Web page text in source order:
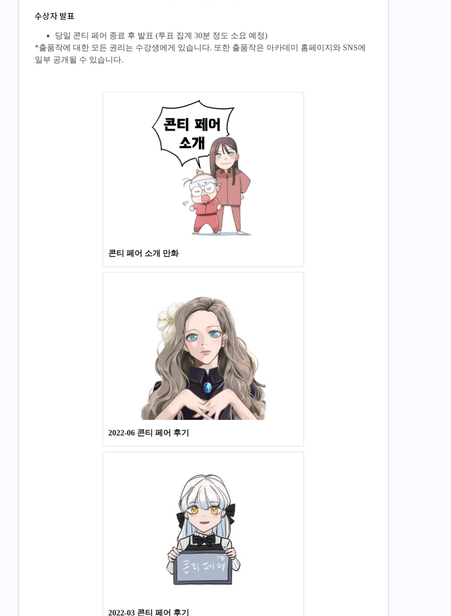
수상자 발표
당일 콘티 페어 종료 후 발표 (투표 집계 30분 정도 소요 예정)
*출품작에 대한 모든 권리는 수강생에게 있습니다. 또한 출품작은 아카데미 홈페이지와 SNS에
일부 공개될 수 있습니다.
콘티 페어 소개 만화
2022-06 콘티 페어 후기
2022-03 콘티 페어 후기